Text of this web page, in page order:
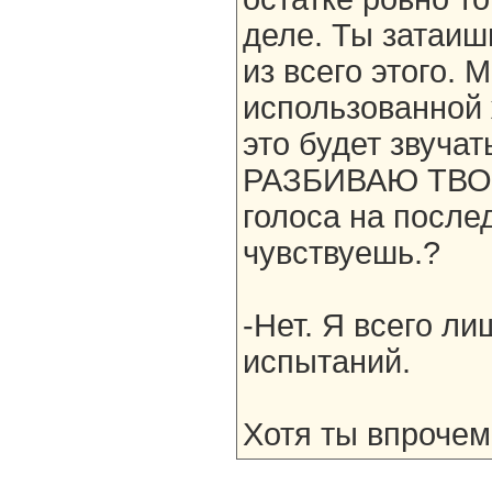
деле. Ты
из всего этого.
это будет
РАЗБИВАЮ
голоса на
чувствуешь.?
-Нет. Я всего
испытаний.
Хотя ты